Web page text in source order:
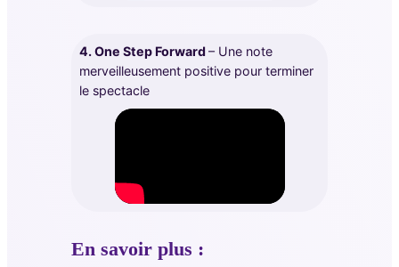
4. One Step Forward– Une note
merveilleusement positive pour terminer
le spectacle
En savoir plus :